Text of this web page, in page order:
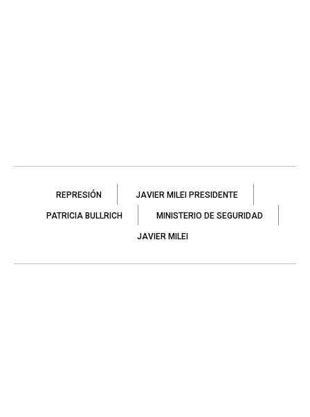
REPRESIÓN JAVIER MILEI PRESIDENTE
PATRICIA BULLRICH MINISTERIO DE SEGURIDAD
JAVIER MILEI